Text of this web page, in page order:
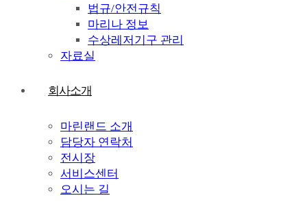
법규/안전규칙
마리나 정보
수상레저기구 관리
자료실
회사소개
마린랜드 소개
담당자 연락처
전시장
서비스센터
오시는 길